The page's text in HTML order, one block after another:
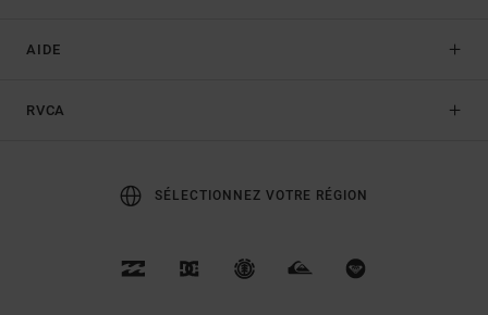
AIDE
RVCA
SÉLECTIONNEZ VOTRE RÉGION